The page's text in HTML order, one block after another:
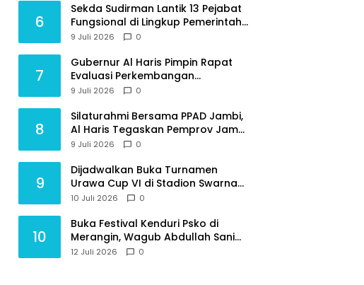
6
Sekda Sudirman Lantik 13 Pejabat
Fungsional di Lingkup Pemerintah
Provinsi Jambi
9 Juli 2026 0
7
Gubernur Al Haris Pimpin Rapat
Evaluasi Perkembangan
Pelaksanaan Kegiatan
9 Juli 2026 0
8
Silaturahmi Bersama PPAD Jambi,
Al Haris Tegaskan Pemprov Jambi
Terus Rangkul Para Purnawirawan
9 Juli 2026 0
9
Dijadwalkan Buka Turnamen
Urawa Cup VI di Stadion Swarna
Bhumi, Gubernur Al Haris Siap
10 Juli 2026 0
10
Buka Festival Kenduri Psko di
Merangin, Wagub Abdullah Sani
Ajak Generasi Muda Jaga Budaya
12 Juli 2026 0